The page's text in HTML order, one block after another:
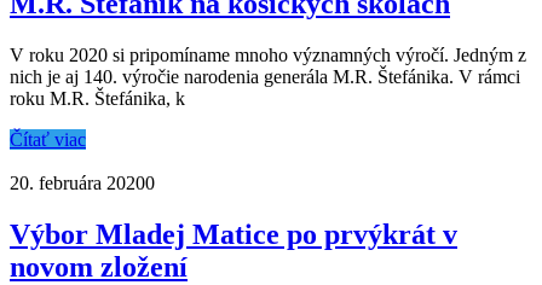
V roku 2020 si pripomíname mnoho významných výročí. Jedným z
nich je aj 140. výročie narodenia generála M.R. Štefánika. V rámci
roku M.R. Štefánika, k
Čítať viac
20. februára 20200
Výbor Mladej Matice po prvýkrát v
novom zložení